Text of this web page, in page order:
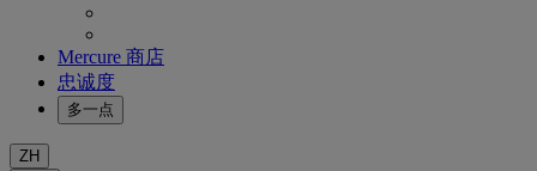
Mercure 商店
忠诚度
多一点
ZH